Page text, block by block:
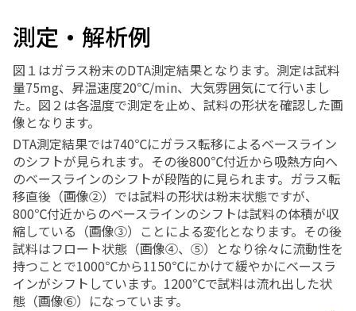
測定・解析例
図１はガラス粉末のDTA測定結果となります。測定は試料
量75mg、昇温速度20℃/min、大気雰囲気にて行いまし
た。図２は各温度で測定を止め、試料の形状を確認した画
像となります。
DTA測定結果では740℃にガラス転移によるベースライン
のシフトが見られます。その後800℃付近から吸熱方向へ
のベースラインのシフトが段階的に見られます。ガラス転
移直後（画像②）では試料の形状は粉末状態ですが、
800℃付近からのベースラインのシフトは試料の体積が収
縮している（画像③）ことによる変化となります。その後
試料はフロート状態（画像④、⑤）となり徐々に流動性を
持つことで1000℃から1150℃にかけて緩やかにベースラ
インがシフトしています。 1200℃で試料は流れ出した状
態（画像⑥）になっています。